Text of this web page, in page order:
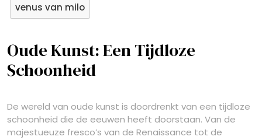
venus van milo
Oude Kunst: Een Tijdloze
Schoonheid
De wereld van oude kunst is doordrenkt van een tijdloze
schoonheid die de eeuwen heeft doorstaan. Van de
majestueuze fresco’s van de Renaissance tot de